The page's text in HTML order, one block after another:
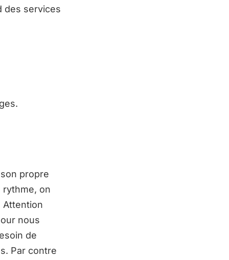
des services
propre
rythme, on
Attention
nous
de
Par contre